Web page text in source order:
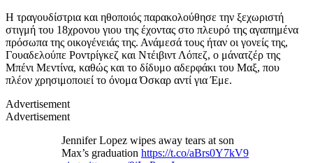
Η τραγουδίστρια και ηθοποιός παρακολούθησε την ξεχωριστή
στιγμή του 18χρονου γιου της έχοντας στο πλευρό της αγαπημένα
πρόσωπα της οικογένειάς της. Ανάμεσά τους ήταν οι γονείς της,
Γουαδελούπε Ροντρίγκεζ και Ντέιβιντ Λόπεζ, ο μάνατζέρ της
Μπένι Μεντίνα, καθώς και το δίδυμο αδερφάκι του Μαξ, που
πλέον χρησιμοποιεί το όνομα Όσκαρ αντί για Έμε.
Advertisement
Advertisement
Jennifer Lopez wipes away tears at son
Max’s graduation https://t.co/aBrs0Y7kV9